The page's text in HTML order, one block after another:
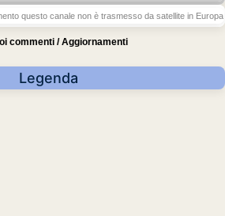
questo canale non è trasmesso da satellite in Europa
commenti / Aggiornamenti
Legenda